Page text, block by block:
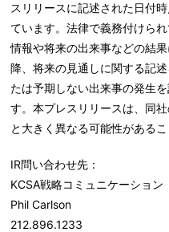
スリリースに記述された日付
ています。法律で義務付けら
情報や将来の出来事などの結
降、将来の見通しに関する記
たは予期しない出来事の発生
す。本プレスリリースは、同
と大きく異なる可能性がある
IR問い合わせ先：
KCSA戦略コミュニケーション
Phil Carlson
212.896.1233